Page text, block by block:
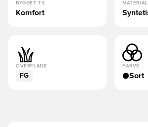
BYGGET TIL
Komfort
OVERFLADE
FG
FARVE
Sort